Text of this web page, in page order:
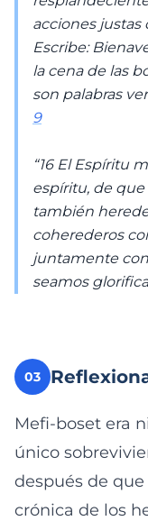
acciones justas
Escribe:
la cena de las
son palabras
9
“16 El Espíritu
espíritu, de que
también
coherederos
juntamente
seamos
03
Mefi-boset era
único
después de
crónica de los